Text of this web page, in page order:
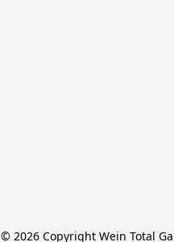
© 2026 Copyright Wein Total